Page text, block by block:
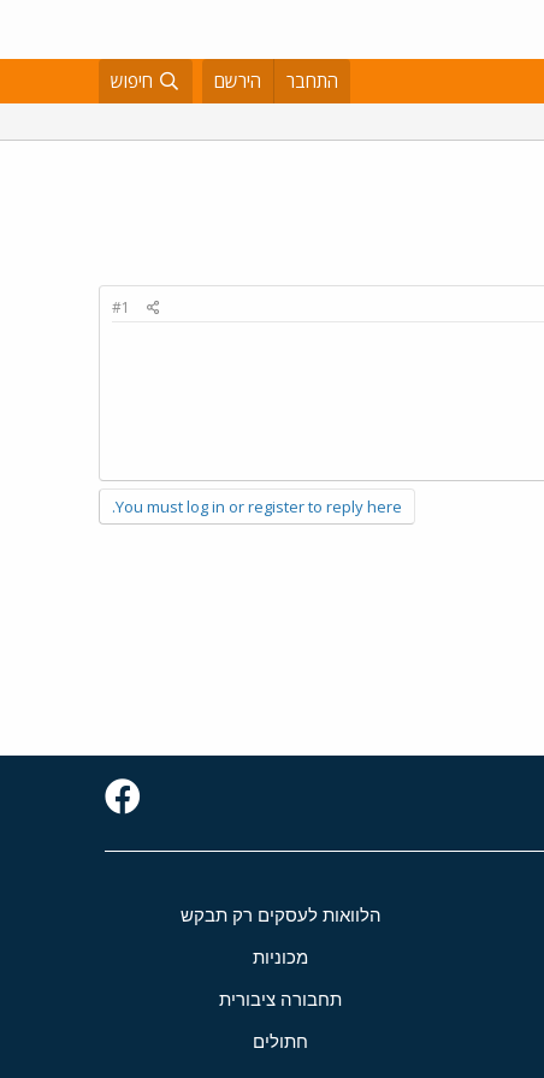
התחבר הירשם חיפוש
#1
You must log in or register to reply here.
הלוואות לעסקים רק תבקש
מכוניות
תחבורה ציבורית
חתולים